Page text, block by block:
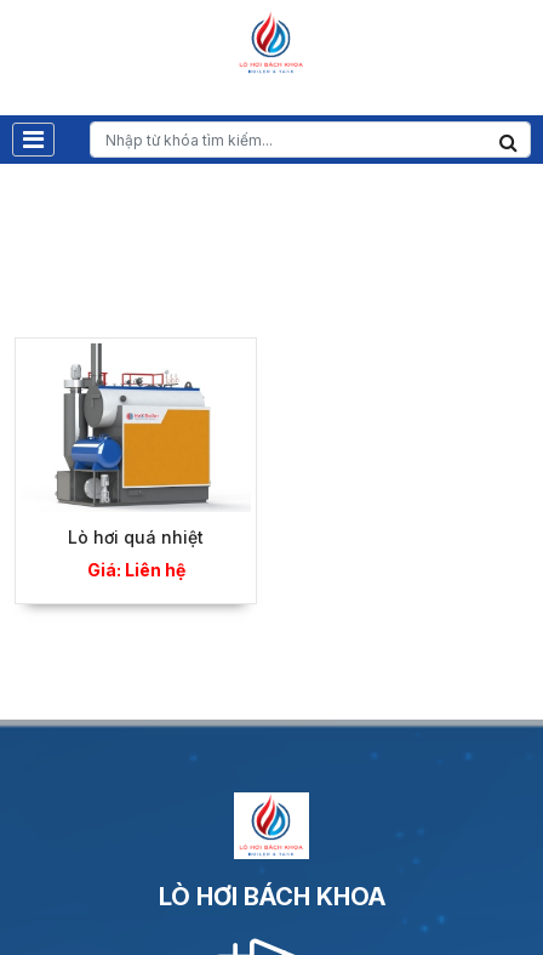
Lò hơi quá nhiệt
Giá: Liên hệ
LÒ HƠI BÁCH KHOA